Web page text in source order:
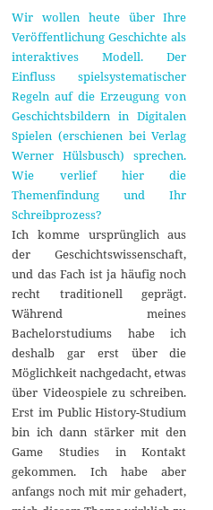
Wir wollen heute über Ihre
Veröffentlichung Geschichte als
interaktives Modell. Der
Einfluss spielsystematischer
Regeln auf die Erzeugung von
Geschichtsbildern in Digitalen
Spielen (erschienen bei Verlag
Werner Hülsbusch) sprechen.
Wie verlief hier die
Themenfindung und Ihr
Schreibprozess?
Ich komme ursprünglich aus
der Geschichtswissenschaft,
und das Fach ist ja häufig noch
recht traditionell geprägt.
Während meines
Bachelorstudiums habe ich
deshalb gar erst über die
Möglichkeit nachgedacht, etwas
über Videospiele zu schreiben.
Erst im Public History-Studium
bin ich dann stärker mit den
Game Studies in Kontakt
gekommen. Ich habe aber
anfangs noch mit mir gehadert,